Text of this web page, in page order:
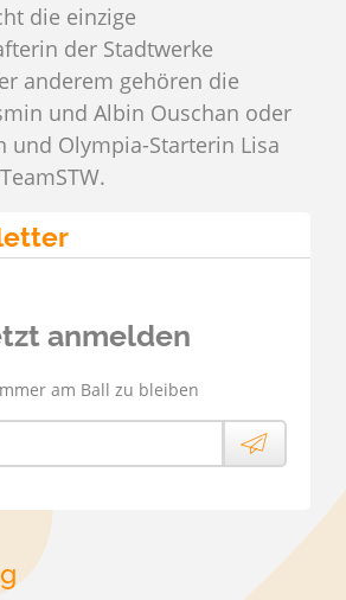
die einzige
der Stadtwerke
anderem gehören die
und Albin Ouschan oder
und Olympia-Starterin Lisa
anmelden
am Ball zu bleiben